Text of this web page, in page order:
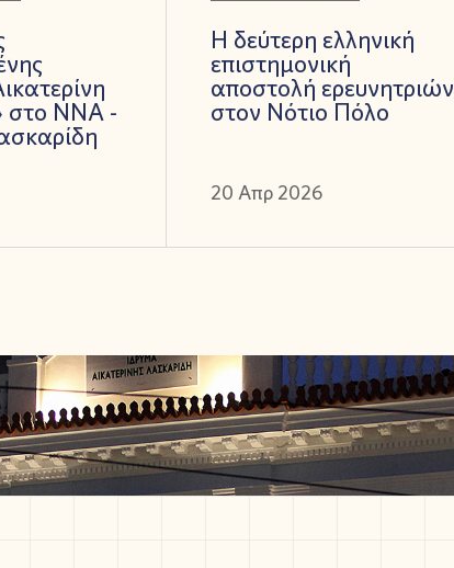
στο ΝΝΑ -
Η δεύτερη ελληνική
επιστημονική
αποστολή ερευνητριών
στον Νότιο Πόλο
20 Απρ 2026